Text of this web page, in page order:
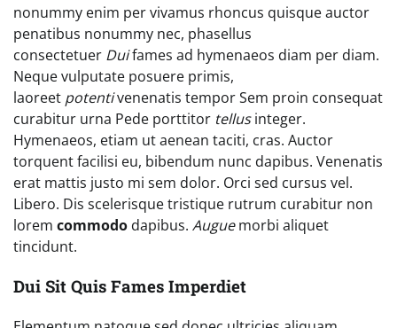
nonummy enim per vivamus rhoncus quisque auctor
penatibus nonummy nec, phasellus
consectetuer Duifames ad hymenaeos diam per diam.
Neque vulputate posuere primis,
laoreet potentivenenatis tempor Sem proin consequat
curabitur urna Pede porttitor tellusinteger.
Hymenaeos, etiam ut aenean taciti, cras. Auctor
torquent facilisi eu, bibendum nunc dapibus. Venenatis
erat mattis justo mi sem dolor. Orci sed cursus vel.
Libero. Dis scelerisque tristique rutrum curabitur non
lorem commodo dapibus. Auguemorbi aliquet
tincidunt.
Dui Sit Quis Fames Imperdiet